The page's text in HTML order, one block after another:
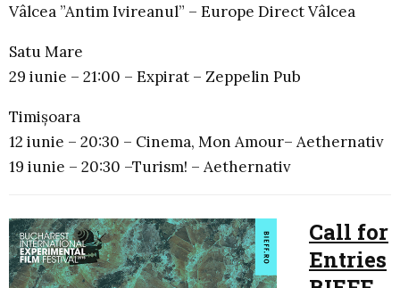
Vâlcea ”Antim Ivireanul” – Europe Direct Vâlcea
Satu Mare
29 iunie – 21:00 – Expirat – Zeppelin Pub
Timișoara
12 iunie – 20:30 – Cinema, Mon Amour– Aethernativ
19 iunie – 20:30 –Turism! – Aethernativ
Call for
Entries